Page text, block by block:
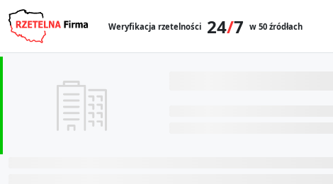
Weryfikacja rzetelności 24/7 w 50 źródłach